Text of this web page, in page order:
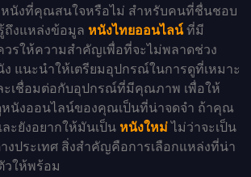
นังที่คุณสนใจหรือไม่ สำหรับคนที่ชื่นชอบ
ถึงแหล่งข้อมูล หนังไทยออนไลน์ที่มี
รให้ความสำคัญเพื่อที่จะไม่พลาดช่วง
ง แนะนำให้เตรียมอุปกรณ์ในการดูที่เหมาะ
ะเชื่อมต่อกับอุปกรณ์ที่มีคุณภาพ เพื่อให้
นังออนไลน์ของคุณเป็นที่น่าจดจำ ถ้าคุณ
ะยังอยากให้มันเป็น หนังใหม่ไม่ว่าจะเป็น
งประเทศ สิ่งสำคัญคือการเลือกแหล่งที่น่า
วให้พร้อม